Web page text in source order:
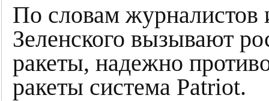
По словам журналистов
Зеленского вызывают
ракеты, надежно
ракеты система Patriot.